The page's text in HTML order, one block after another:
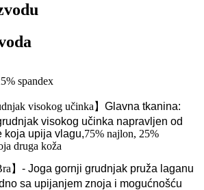
spandex
visokog učinka 】 Glavna tkanina:
visokog učinka napravljen od
koja upija vlagu,75% najlon, 25%
druga koža
】 - Joga gornji grudnjak pruža laganu
sa upijanjem znoja i mogućnošću